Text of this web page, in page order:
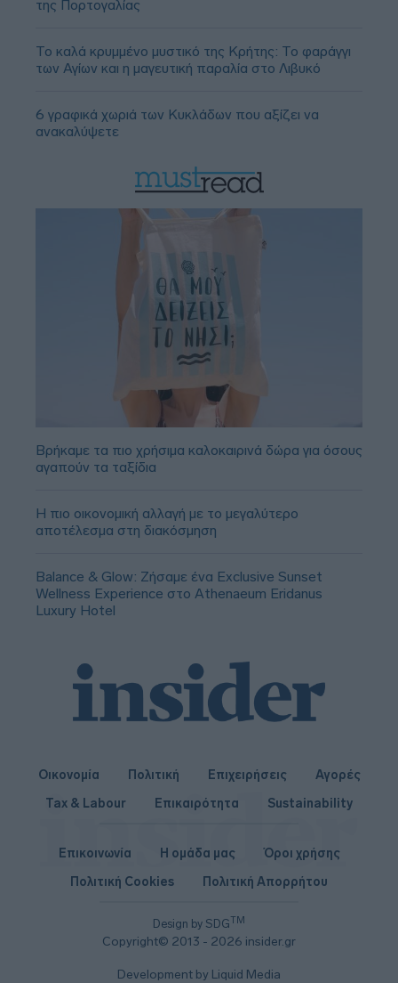
της Πορτογαλίας
Το καλά κρυμμένο μυστικό της Κρήτης: Το φαράγγι
των Αγίων και η μαγευτική παραλία στο Λιβυκό
6 γραφικά χωριά των Κυκλάδων που αξίζει να
ανακαλύψετε
Βρήκαμε τα πιο χρήσιμα καλοκαιρινά δώρα για όσους
αγαπούν τα ταξίδια
Η πιο οικονομική αλλαγή με το μεγαλύτερο
αποτέλεσμα στη διακόσμηση
Balance & Glow: Ζήσαμε ένα Exclusive Sunset
Wellness Experience στο Athenaeum Eridanus
Luxury Hotel
Οικονομία Πολιτική Επιχειρήσεις
Αγορές
Tax & Labour
Επικαιρότητα Sustainability
Design by SDGTM
Copyright© 2013 - 2026 insider.gr
Επικοινωνία Η ομάδα μας
Όροι χρήσης
Πολιτική Cookies
Πολιτική Απορρήτου
Development by Liquid Media